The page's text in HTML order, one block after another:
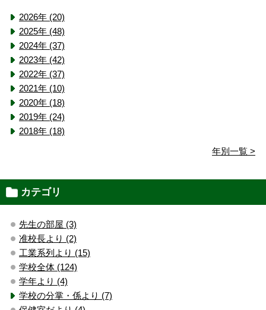
2026年 (20)
2025年 (48)
2024年 (37)
2023年 (42)
2022年 (37)
2021年 (10)
2020年 (18)
2019年 (24)
2018年 (18)
年別一覧 >
カテゴリ
先生の部屋 (3)
准校長より (2)
工業系列より (15)
学校全体 (124)
学年より (4)
学校の分掌・係より (7)